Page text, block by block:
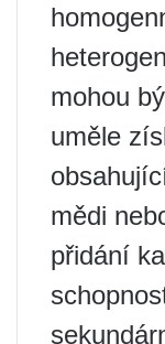
mohou
uměle
mědi
přidání